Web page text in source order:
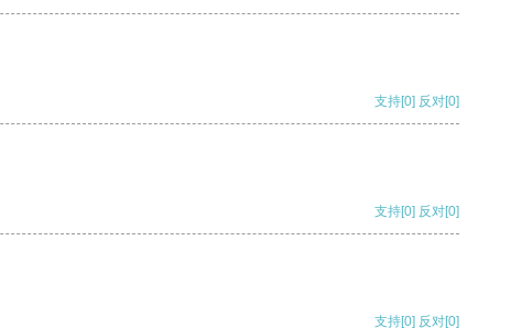
支持[0] 反对[0]
支持[0] 反对[0]
支持[0] 反对[0]